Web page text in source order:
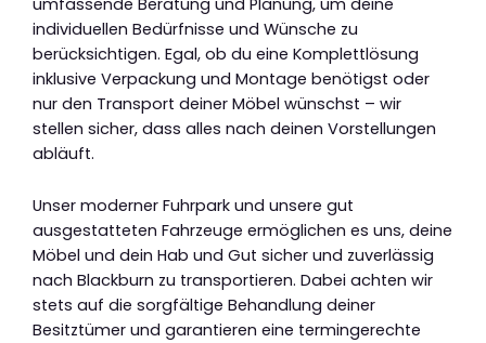
individuellen Bedürfnisse und Wünsche zu
berücksichtigen. Egal, ob du eine Komplettlösung
inklusive Verpackung und Montage benötigst oder
nur den Transport deiner Möbel wünschst – wir
stellen sicher, dass alles nach deinen Vorstellungen
abläuft.
Unser moderner Fuhrpark und unsere gut
ausgestatteten Fahrzeuge ermöglichen es uns, deine
Möbel und dein Hab und Gut sicher und zuverlässig
nach Blackburn zu transportieren. Dabei achten wir
stets auf die sorgfältige Behandlung deiner
Besitztümer und garantieren eine termingerechte